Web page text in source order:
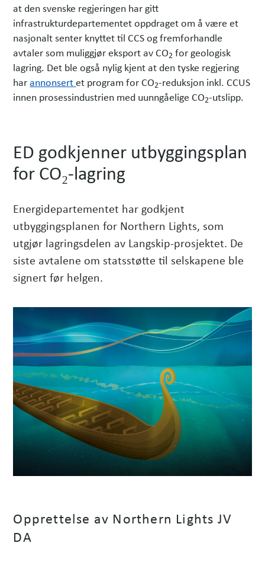
at den svenske regjeringen har gitt
infrastrukturdepartementet oppdraget om å være et
nasjonalt senter knyttet til CCS og fremforhandle
avtaler som muliggjør eksport av CO2 for geologisk
lagring. Det ble også nylig kjent at den tyske regjering
harannonsertet program for CO2-reduksjon inkl. CCUS
innen prosessindustrien med uunngåelige CO2-utslipp.
ED godkjenner utbyggingsplan
for CO₂-lagring
Energidepartementet har godkjent
utbyggingsplanen for Northern Lights, som
utgjør lagringsdelen av Langskip-prosjektet. De
siste avtalene om statsstøtte til selskapene ble
signert før helgen.
Opprettelse av Northern Lights JV
DA